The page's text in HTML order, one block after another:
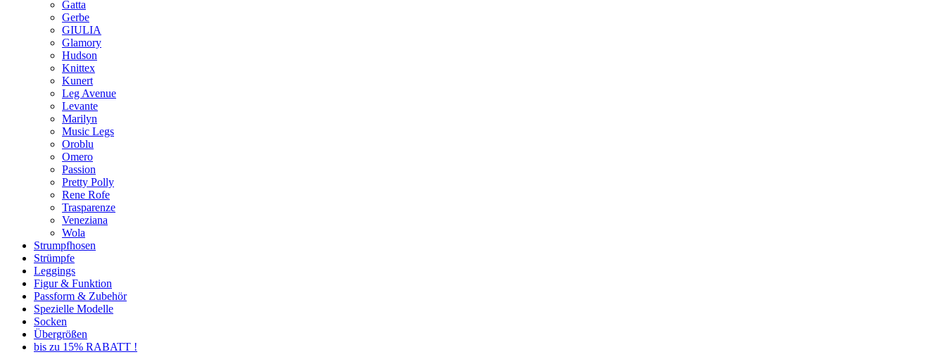
Gatta
Gerbe
GIULIA
Glamory
Hudson
Knittex
Kunert
Leg Avenue
Levante
Marilyn
Music Legs
Oroblu
Omero
Passion
Pretty Polly
Rene Rofe
Trasparenze
Veneziana
Wola
Strumpfhosen
Strümpfe
Leggings
Figur & Funktion
Passform & Zubehör
Spezielle Modelle
Socken
Übergrößen
bis zu 15% RABATT !